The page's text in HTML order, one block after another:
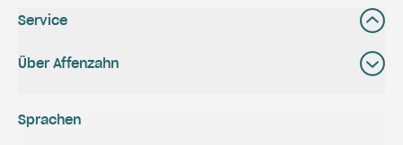
Service
Über Affenzahn
Sprachen